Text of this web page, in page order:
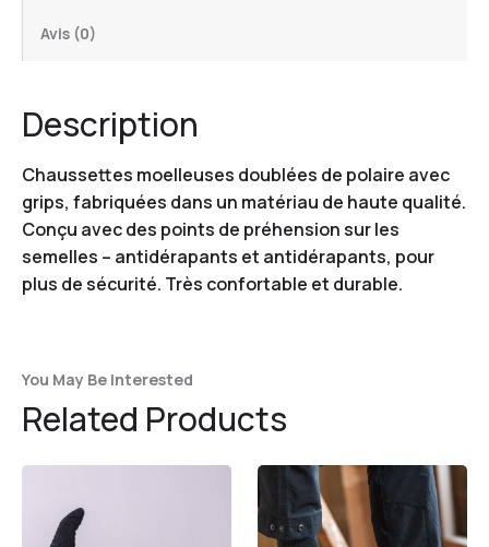
Avis (0)
Description
Chaussettes moelleuses doublées de polaire avec
grips, fabriquées dans un matériau de haute qualité.
Conçu avec des points de préhension sur les
semelles – antidérapants et antidérapants, pour
plus de sécurité. Très confortable et durable.
You May Be Interested
Related Products